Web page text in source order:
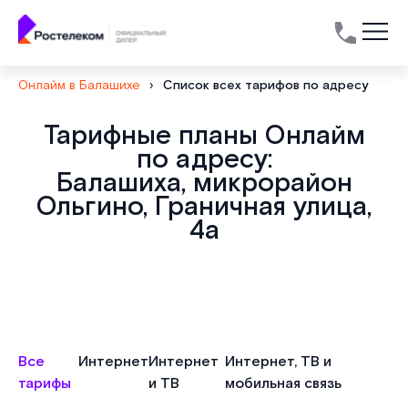
Онлайм в Балашихе › Список всех тарифов по адресу
Тарифные планы Онлайм
по адресу:
Балашиха, микрорайон
Ольгино, Граничная улица,
4а
Все
тарифы
ИнтернетИнтернет
и ТВ
Интернет, ТВ и
мобильная связь